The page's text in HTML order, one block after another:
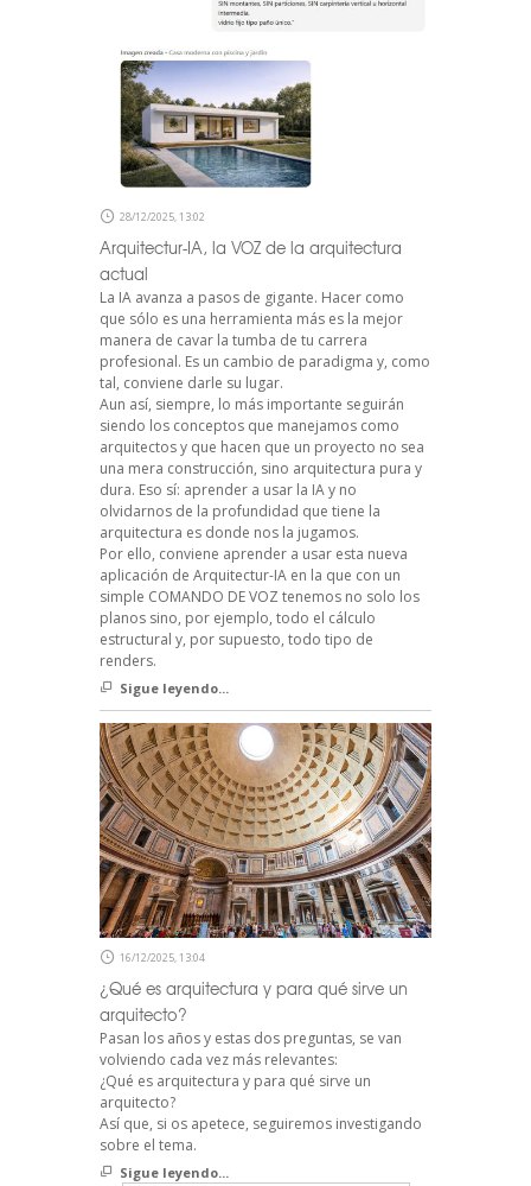
28/12/2025, 13:02
Arquitectur-IA, la VOZ de la arquitectura
actual
La IA avanza a pasos de gigante. Hacer como
que sólo es una herramienta más es la mejor
manera de cavar la tumba de tu carrera
profesional. Es un cambio de paradigma y, como
tal, conviene darle su lugar.
Aun así, siempre, lo más importante seguirán
siendo los conceptos que manejamos como
arquitectos y que hacen que un proyecto no sea
una mera construcción, sino arquitectura pura y
dura. Eso sí: aprender a usar la IA y no
olvidarnos de la profundidad que tiene la
arquitectura es donde nos la jugamos.
Por ello, conviene aprender a usar esta nueva
aplicación de Arquitectur-IA en la que con un
simple COMANDO DE VOZ tenemos no solo los
planos sino, por ejemplo, todo el cálculo
estructural y, por supuesto, todo tipo de
renders.
Sigue leyendo...
16/12/2025, 13:04
¿Qué es arquitectura y para qué sirve un
arquitecto?
Pasan los años y estas dos preguntas, se van
volviendo cada vez más relevantes:
¿Qué es arquitectura y para qué sirve un
arquitecto?
Así que, si os apetece, seguiremos investigando
sobre el tema.
Sigue leyendo...